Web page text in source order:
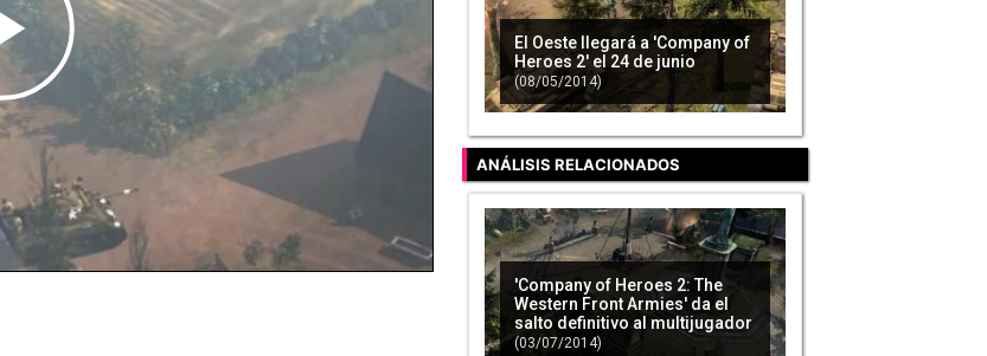
Play
Video
El Oeste llegará a 'Company of
Heroes 2' el 24 de junio
(08/05/2014)
ANÁLISIS RELACIONADOS
'Company of Heroes 2: The
Western Front Armies' da el
salto definitivo al multijugador
(03/07/2014)